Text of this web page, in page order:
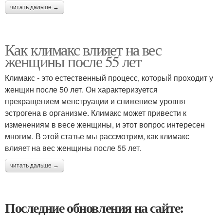
читать дальше →
Как климакс влияет на вес
женщины после 55 лет
Климакс - это естественный процесс, который проходит у
женщин после 50 лет. Он характеризуется
прекращением менструации и снижением уровня
эстрогена в организме. Климакс может привести к
изменениям в весе женщины, и этот вопрос интересен
многим. В этой статье мы рассмотрим, как климакс
влияет на вес женщины после 55 лет.
читать дальше →
Последние обновления на сайте: